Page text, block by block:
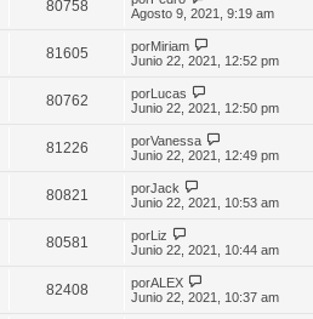
80758
Agosto 9, 2021, 9:19 am
81605 porMiriam
Junio 22, 2021, 12:52 pm
80762 porLucas
Junio 22, 2021, 12:50 pm
81226 porVanessa
Junio 22, 2021, 12:49 pm
80821 porJack
Junio 22, 2021, 10:53 am
80581 porLiz
Junio 22, 2021, 10:44 am
82408 porALEX
Junio 22, 2021, 10:37 am